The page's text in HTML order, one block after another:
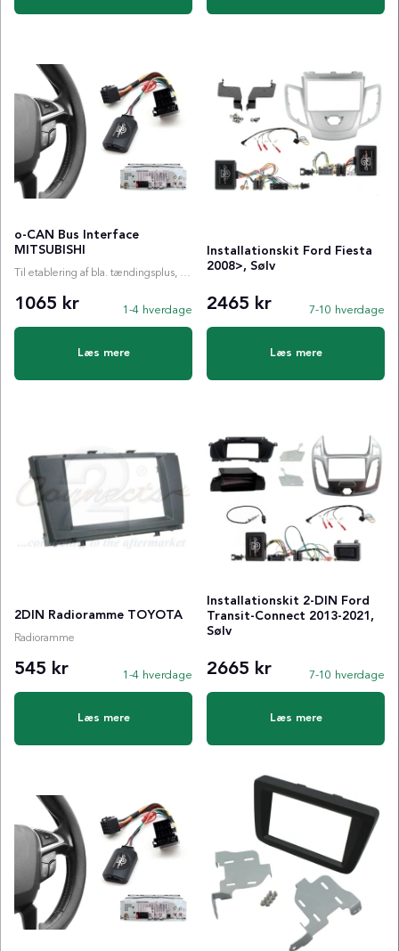
o-CAN Bus Interface
MITSUBISHI
Til etablering af bla. tændingsplus, ratstyring etc.
1065 kr 1-4 hverdage
Læs mere
Installationskit Ford Fiesta
2008>, Sølv
2465 kr 7-10 hverdage
Læs mere
2DIN Radioramme TOYOTA
Radioramme
545 kr 1-4 hverdage
Læs mere
Installationskit 2-DIN Ford
Transit-Connect 2013-2021,
Sølv
2665 kr 7-10 hverdage
Læs mere